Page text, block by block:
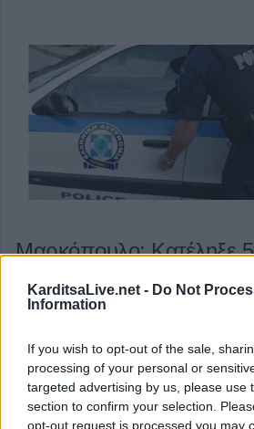
KarditsaLive.net - Do Not
Information
If you wish to opt-out of the sale,
processing of your personal or
targeted advertising by us, please use
section to confirm your selection.
opt-out request is processed you may
Μαρκόπουλο: Κατέληξε
μετά από πυροβολισμό
πυροβολήθηκε το πρωί της
καταυλισμό Ρομά στο Μαρκόπουλο.
Κατηγορία Κοινωνικές - Αστυνομικές